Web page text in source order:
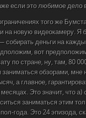
если это любимое дело
того же
на новую видеокамеру. Я
деньги на
вот
по стране, ну, там, 80
обзорами, мне
а главное,
Это значит, что а)
заниматься этим
года. Это 24 эпизода,